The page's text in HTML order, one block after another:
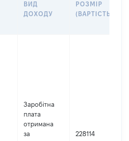
ВИД
ДОХОДУ
РОЗМІР
(ВАРТІСТЬ)
Заробітна
плата
отримана
за
228114